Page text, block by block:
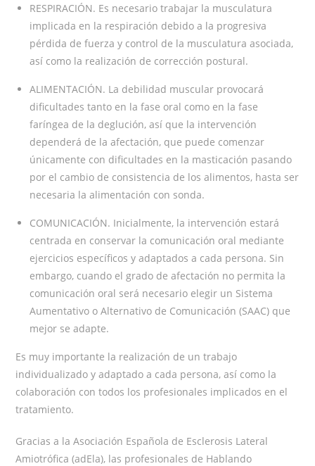
RESPIRACIÓN. Es necesario trabajar la musculatura
implicada en la respiración debido a la progresiva
pérdida de fuerza y control de la musculatura asociada,
así como la realización de corrección postural.
ALIMENTACIÓN. La debilidad muscular provocará
dificultades tanto en la fase oral como en la fase
faríngea de la deglución, así que la intervención
dependerá de la afectación, que puede comenzar
únicamente con dificultades en la masticación pasando
por el cambio de consistencia de los alimentos, hasta ser
necesaria la alimentación con sonda.
COMUNICACIÓN. Inicialmente, la intervención estará
centrada en conservar la comunicación oral mediante
ejercicios específicos y adaptados a cada persona. Sin
embargo, cuando el grado de afectación no permita la
comunicación oral será necesario elegir un Sistema
Aumentativo o Alternativo de Comunicación (SAAC) que
mejor se adapte.
Es muy importante la realización de un trabajo
individualizado y adaptado a cada persona, así como la
colaboración con todos los profesionales implicados en el
tratamiento.
Gracias a la Asociación Española de Esclerosis Lateral
Amiotrófica (adEla), las profesionales de Hablando